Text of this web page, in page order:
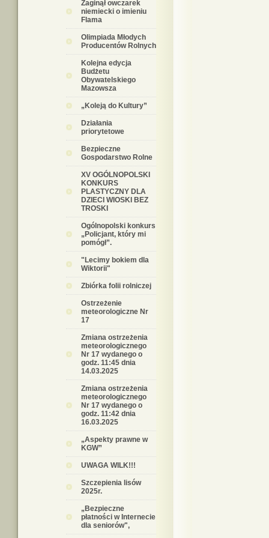
Zaginął owczarek
niemiecki o imieniu
Flama
Olimpiada Młodych
Producentów Rolnych
Kolejna edycja
Budżetu
Obywatelskiego
Mazowsza
„Koleją do Kultury”
Działania
priorytetowe
Bezpieczne
Gospodarstwo Rolne
XV OGÓLNOPOLSKI
KONKURS
PLASTYCZNY DLA
DZIECI WIOSKI BEZ
TROSKI
Ogólnopolski konkurs
„Policjant, który mi
pomógł”.
"Lecimy bokiem dla
Wiktorii"
Zbiórka folii rolniczej
Ostrzeżenie
meteorologiczne Nr
17
Zmiana ostrzeżenia
meteorologicznego
Nr 17 wydanego o
godz. 11:45 dnia
14.03.2025
Zmiana ostrzeżenia
meteorologicznego
Nr 17 wydanego o
godz. 11:42 dnia
16.03.2025
„Aspekty prawne w
KGW”
UWAGA WILK!!!
Szczepienia lisów
2025r.
„Bezpieczne
płatności w Internecie
dla seniorów",